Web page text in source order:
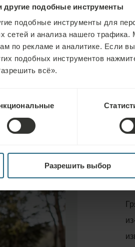
другие подобные инструменты
подобные инструменты для
сетей и анализа нашего
по рекламе и аналитике. Если
подобных инструментов
всё».
Разрешить выбор